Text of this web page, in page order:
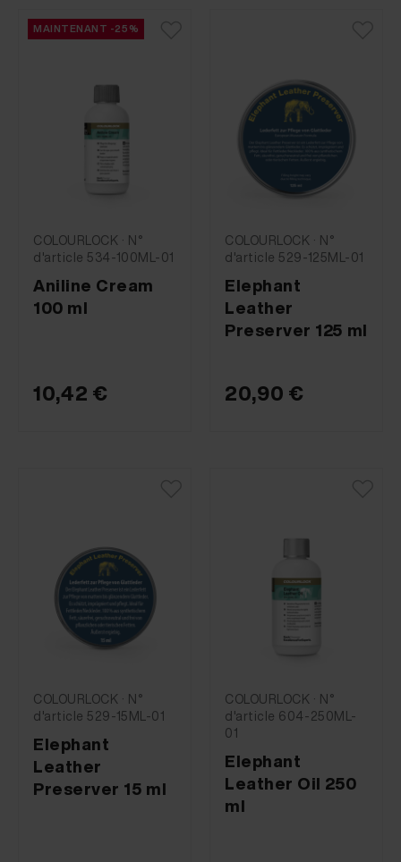
MAINTENANT -25%
COLOURLOCK · N°
d'article 534-100ML-01
Aniline Cream
100 ml
10,42 €
COLOURLOCK · N°
d'article 529-125ML-01
Elephant
Leather
Preserver 125 ml
20,90 €
COLOURLOCK · N°
d'article 529-15ML-01
Elephant
Leather
Preserver 15 ml
COLOURLOCK · N°
d'article 604-250ML-
01
Elephant
Leather Oil 250
ml